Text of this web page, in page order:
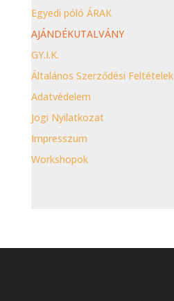
Egyedi póló ÁRAK
AJÁNDÉKUTALVÁNY
GY.I.K.
Általános Szerződési Feltételek
Adatvédelem
Jogi Nyilatkozat
Impresszum
Workshopok